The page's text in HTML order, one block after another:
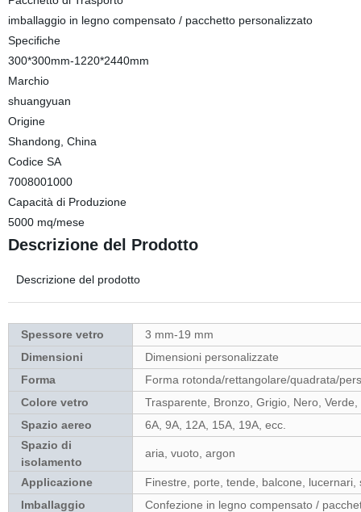
imballaggio in legno compensato / pacchetto personalizzato
Specifiche
300*300mm-1220*2440mm
Marchio
shuangyuan
Origine
Shandong, China
Codice SA
7008001000
Capacità di Produzione
5000 mq/mese
Descrizione del Prodotto
Descrizione del prodotto
Spessore vetro
3 mm-19 mm
Dimensioni
Dimensioni personalizzate
Forma
Forma rotonda/rettangolare/quadrata/
Colore vetro
Trasparente, Bronzo, Grigio, Nero, Verde,
Spazio aereo
6A, 9A, 12A, 15A, 19A, ecc.
Spazio di
isolamento
aria, vuoto, argon
Applicazione
Finestre, porte, tende, balcone, lucernari,
Imballaggio
Confezione in legno compensato /